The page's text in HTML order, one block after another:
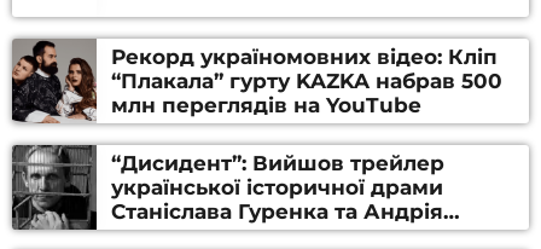
Рекорд україномовних відео: Кліп
“Плакала” гурту KAZKA набрав 500
млн переглядів на YouTube
“Дисидент”: Вийшов трейлер
української історичної драми
Станіслава Гуренка та Андрія
Алфьорова (ВІДЕО)